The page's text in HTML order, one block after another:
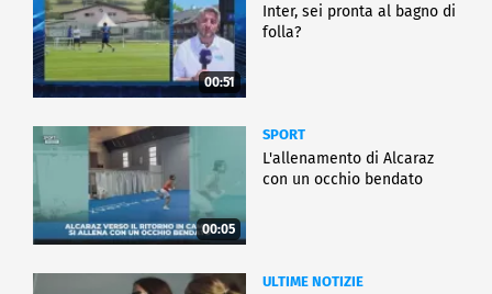
00:51
Inter, sei pronta al bagno di
folla?
00:05
SPORT
L'allenamento di Alcaraz
con un occhio bendato
ULTIME NOTIZIE